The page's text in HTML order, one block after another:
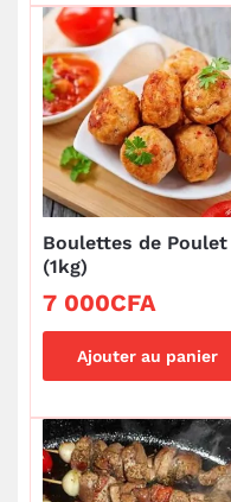
Boulettes de Poulet
(1kg)
7 000CFA
Ajouter au panier